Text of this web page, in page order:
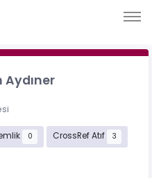
0 CrossRef Atıf 3